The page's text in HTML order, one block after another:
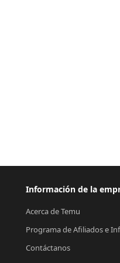
Información de la
Acerca de Temu
Programa de Afiliados e
Contáctanos